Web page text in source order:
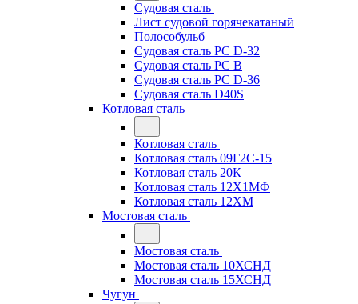
Судовая сталь
Лист судовой горячекатаный
Полособульб
Судовая сталь РС D-32
Судовая сталь РС В
Судовая сталь РС D-36
Судовая сталь D40S
Котловая сталь
Котловая сталь
Котловая сталь 09Г2С-15
Котловая сталь 20К
Котловая сталь 12Х1МФ
Котловая сталь 12ХМ
Мостовая сталь
Мостовая сталь
Мостовая сталь 10ХСНД
Мостовая сталь 15ХСНД
Чугун